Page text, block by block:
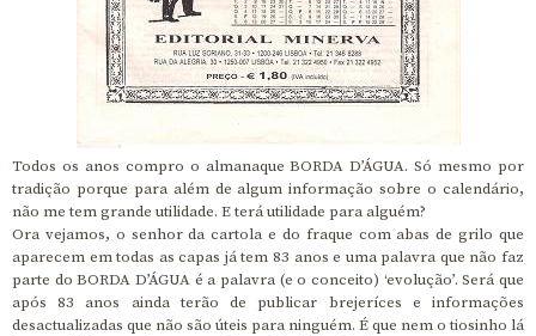
Todos os anos compro o almanaque BORDA D’ÁGUA. Só mesmo por
tradição porque para além de algum informação sobre o calendário,
não me tem grande utilidade. E terá utilidade para alguém?
Ora vejamos, o senhor da cartola e do fraque com abas de grilo que
aparecem em todas as capas já tem 83 anos e uma palavra que não faz
parte do BORDA D’ÁGUA é a palavra (e o conceito) ‘evolução’. Será que
após 83 anos ainda terão de publicar brejeríces e informações
desactualizadas que não são úteis para ninguém. É que nem o tiosinho lá